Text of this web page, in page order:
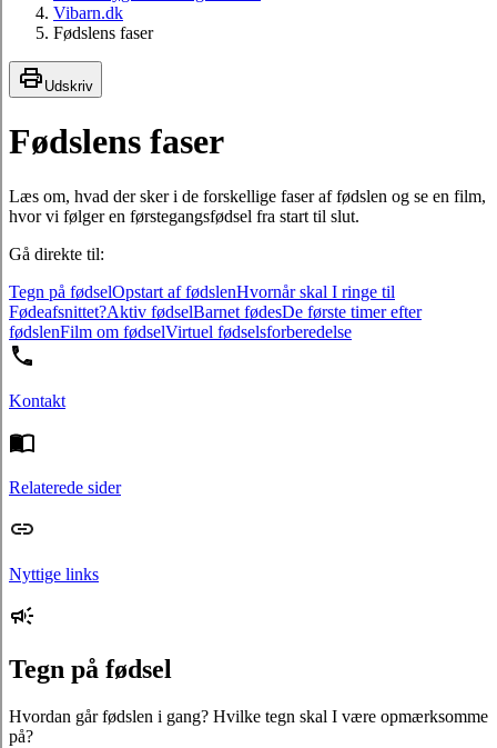
Vibarn.dk
Fødslens faser
Udskriv
Fødslens faser
Læs om, hvad der sker i de forskellige faser af fødslen og se en film,
hvor vi følger en førstegangsfødsel fra start til slut.
Gå direkte til:
Tegn på fødselOpstart af fødslenHvornår skal I ringe til
Fødeafsnittet?Aktiv fødselBarnet fødesDe første timer efter
fødslenFilm om fødselVirtuel fødselsforberedelse
Kontakt
Relaterede sider
Nyttige links
Tegn på fødsel
Hvordan går fødslen i gang? Hvilke tegn skal I være opmærksomme
på?